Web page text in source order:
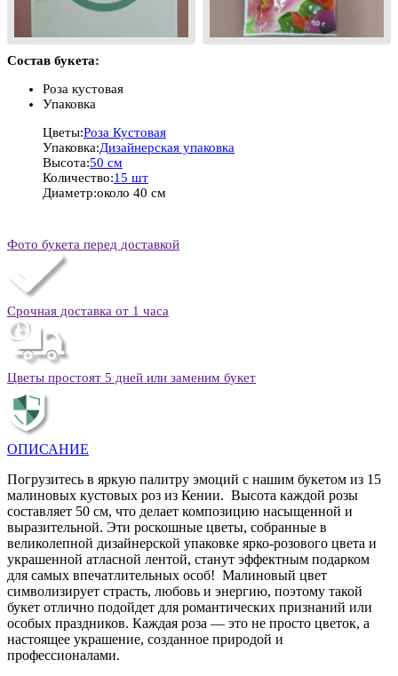
Состав букета:
Роза кустовая
Упаковка
Цветы:Роза Кустовая
Упаковка:Дизайнерская упаковка
Высота:50 см
Количество:15 шт
Диаметр:около 40 см
Фото букета перед доставкой
Срочная доставка от 1 часа
Цветы простоят 5 дней или заменим букет
ОПИСАНИЕ
Погрузитесь в яркую палитру эмоций с нашим букетом из 15
малиновых кустовых роз из Кении. Высота каждой розы
составляет 50 см, что делает композицию насыщенной и
выразительной. Эти роскошные цветы, собранные в
великолепной дизайнерской упаковке ярко-розового цвета и
украшенной атласной лентой, станут эффектным подарком
для самых впечатлительных особ! Малиновый цвет
символизирует страсть, любовь и энергию, поэтому такой
букет отлично подойдет для романтических признаний или
особых праздников. Каждая роза — это не просто цветок, а
настоящее украшение, созданное природой и
профессионалами.